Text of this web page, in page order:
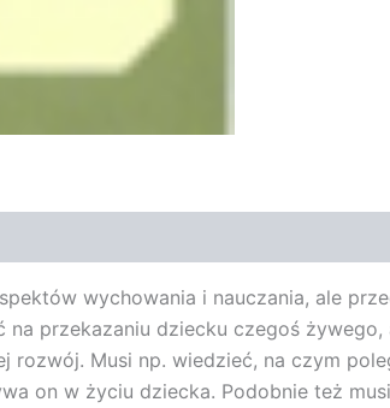
wychowania i nauczania, ale
przekazaniu dziecku czegoś
rozwój. Musi np. wiedzieć, na czym
on w życiu dziecka. Podobnie też